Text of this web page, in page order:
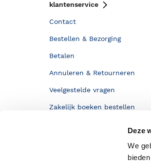
Deze
We
klantenservice
Contact
Bestellen & Bezorging
Betalen
Annuleren & Retourneren
Veelgestelde vragen
Zakelijk boeken bestellen